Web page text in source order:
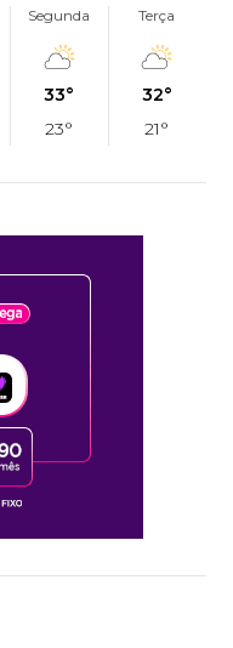
Segunda
33°
23°
Terça
32°
21°